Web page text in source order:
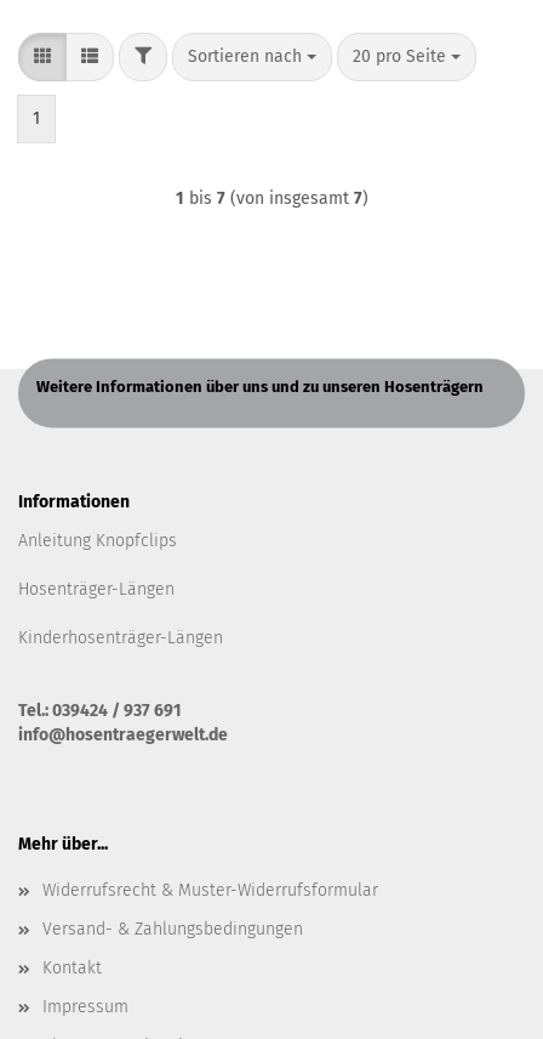
FILTERSortieren nach
Sortieren nach 20 pro Seite
pro Seite
1
1 bis 7(von insgesamt 7)
Weitere Informationen über uns und zu unseren Hosenträgern
Informationen
Anleitung Knopfclips
Hosenträger-Längen
Kinderhosenträger-Längen
Tel.: 039424 / 937 691
info@hosentraegerwelt.de
Mehr über...
Widerrufsrecht & Muster-Widerrufsformular
Versand- & Zahlungsbedingungen
Kontakt
Impressum